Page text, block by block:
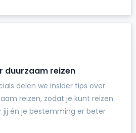
duurzaam reizen
delen we insider tips over
reizen, zodat je kunt reizen
jij én je bestemming er beter